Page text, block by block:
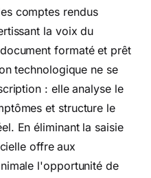
comptes rendus
la voix du
formaté et prêt
technologique ne se
: elle analyse le
et structure le
En éliminant la saisie
offre aux
l'opportunité de